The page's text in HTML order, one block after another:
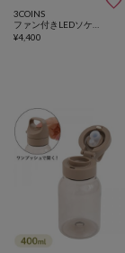
3COINS
¥4,400